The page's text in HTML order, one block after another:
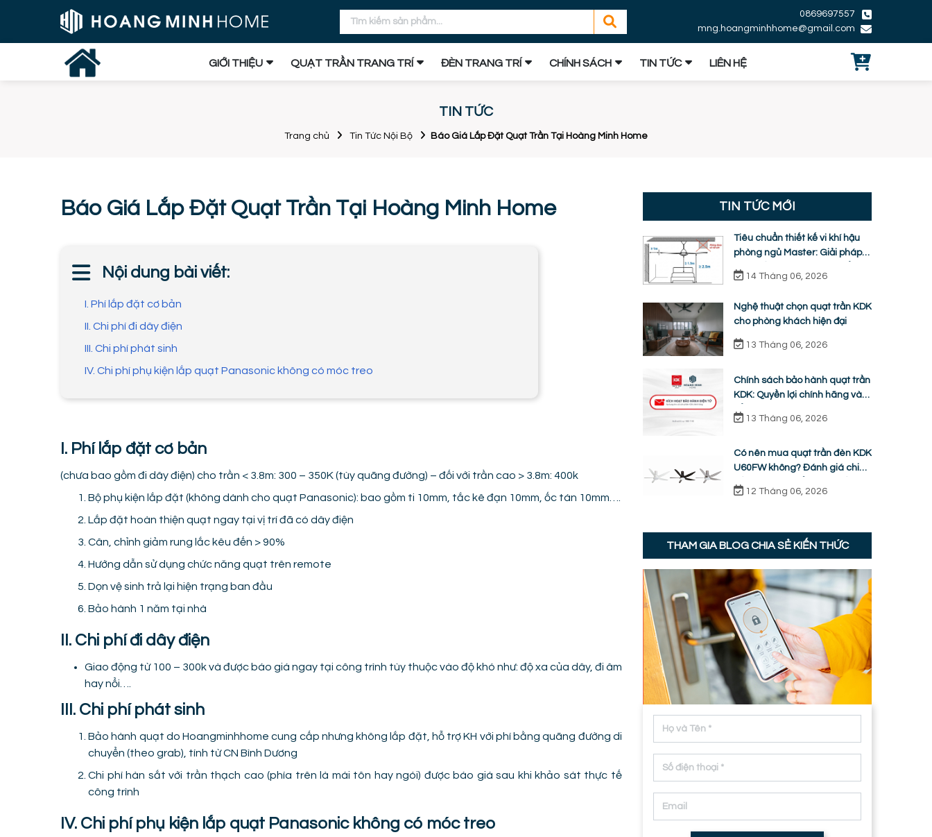
0869697557
mng.hoangminhhome@gmail.com
GIỚI THIỆU QUẠT TRẦN TRANG TRÍ ĐÈN TRANG TRÍ CHÍNH SÁCH TIN TỨC LIÊN HỆ
TIN TỨC
Trang chủ Tin Tức Nội Bộ Báo Giá Lắp Đặt Quạt Trần Tại Hoàng Minh Home
Báo Giá Lắp Đặt Quạt Trần Tại Hoàng Minh Home
Nội dung bài viết:
I. Phí lắp đặt cơ bản
II. Chi phí đi dây điện
III. Chi phí phát sinh
IV. Chi phí phụ kiện lắp quạt Panasonic không có móc treo
I. Phí lắp đặt cơ bản
(chưa bao gồm đi dây điện) cho trần < 3.8m: 300 – 350K (tùy quãng đường) – đối với trần cao > 3.8m: 400k
Bộ phụ kiện lắp đặt (không dành cho quạt Panasonic): bao gồm ti 10mm, tắc kê đạn 10mm, ốc tán 10mm….
Lắp đặt hoàn thiện quạt ngay tại vị trí đã có dây điện
Cân, chỉnh giảm rung lắc kêu đến > 90%
Hướng dẫn sử dụng chức năng quạt trên remote
Dọn vệ sinh trả lại hiện trạng ban đầu
Bảo hành 1 năm tại nhà
II. Chi phí đi dây điện
Giao động từ 100 – 300k và được báo giá ngay tại công trình tùy thuộc vào độ khó như: độ xa của dây, đi âm
hay nổi….
III. Chi phí phát sinh
Bảo hành quạt do Hoangminhhome cung cấp nhưng không lắp đặt, hỗ trợ KH với phí bằng quãng đường di
chuyển (theo grab), tính từ CN Bình Dương
Chi phí hàn sắt với trần thạch cao (phía trên là mái tôn hay ngói) được báo giá sau khi khảo sát thực tế
công trình
IV. Chi phí phụ kiện lắp quạt Panasonic không có móc treo
TIN TỨC MỚI
Tiêu chuẩn thiết kế vi khí hậu
phòng ngủ Master: Giải pháp
quạt trần KDK ti ngắn chuẩn
nhân trắc học
14 Tháng 06, 2026
Nghệ thuật chọn quạt trần KDK
cho phòng khách hiện đại
13 Tháng 06, 2026
Chính sách bảo hành quạt trần
KDK: Quyền lợi chính hãng và
13 Tháng 06, 2026
Có nên mua quạt trần đèn KDK
U60FW không? Đánh giá chi
tiết ưu nhược điểm thực tế
12 Tháng 06, 2026
THAM GIA BLOG CHIA SẺ KIẾN THỨC